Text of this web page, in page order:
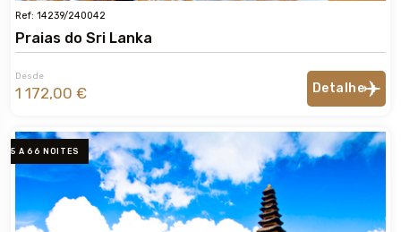
Ref: 14239/240042
Praias do Sri Lanka
Desde
1 172,00 € Detalhe
5 A 66 NOITES